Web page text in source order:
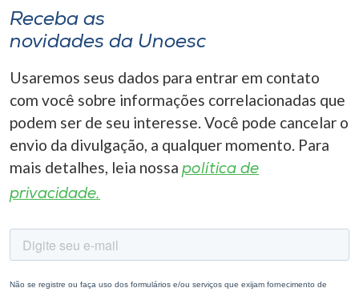
Receba as
novidades da Unoesc
Usaremos seus dados para entrar em contato
com você sobre informações correlacionadas que
podem ser de seu interesse. Você pode cancelar o
envio da divulgação, a qualquer momento. Para
mais detalhes, leia nossa política de
privacidade.